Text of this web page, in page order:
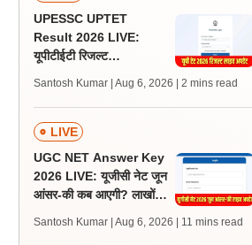
UPESSC UPTET
Result 2026 LIVE:
यूपीटीईटी रिजल्ट
जल्द, जानें लेटेस्ट अपडेट,
पासिंग मार्क्स
Santosh Kumar | Aug 6, 2026 | 2 mins read
LIVE
UGC NET Answer Key
2026 LIVE: यूजीसी नेट जून
आंसर-की कब आएगी? लाखों
Santosh Kumar | Aug 6, 2026 | 11 mins read